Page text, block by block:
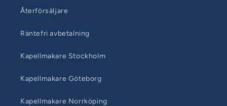
Återförsäljare
Räntefri avbetalning
Kapellmakare Stockholm
Kapellmakare Göteborg
Kapellmakare Norrköping